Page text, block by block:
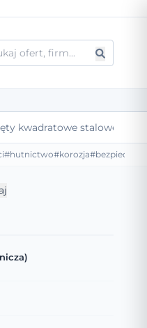
kwadratowe stalowe
#hutnictwo#korozja